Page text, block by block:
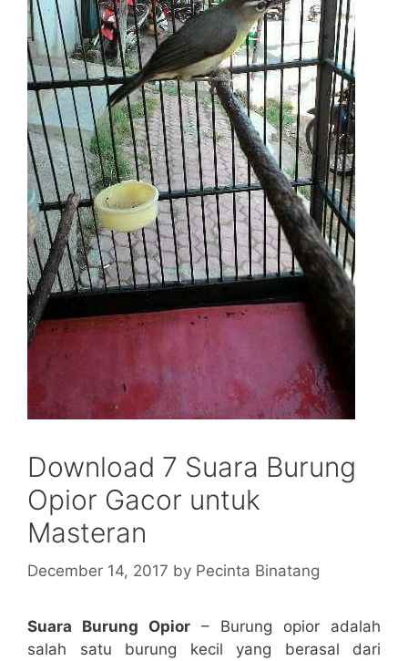
Download 7 Suara Burung
Opior Gacor untuk
Masteran
December 14, 2017 by Pecinta Binatang
Suara Burung Opior – Burung opior adalah
salah satu burung kecil yang berasal dari